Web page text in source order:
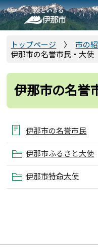
こ
の
ペ
で
トップページ
市の
伊那市の名誉市民・大使
伊那市の名誉
伊那市の名誉市民
伊那市ふるさと大使
伊那市特命大使